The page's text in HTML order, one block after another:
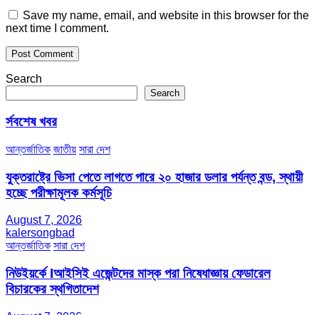
Save my name, email, and website in this browser for the
next time I comment.
Search
Search
র্সবশেষ খবর
আন্তর্জাতিক জাতীয় সারা দেশ
যুক্তরাষ্ট্রে ভিসা পেতে লাগতে পারে ২০ হাজার ডলার পর্যন্ত বন্ড, স্থায়ী
হচ্ছে পরীক্ষামূলক কর্মসূচি
August 7, 2026
kalersongbad
আন্তর্জাতিক সারা দেশ
নিউইয়র্কে Iআইসিই এজেন্টদের মাস্ক পরা নিষেধাজ্ঞায় ফেডারেল
বিচারকের স্থগিতাদেশ